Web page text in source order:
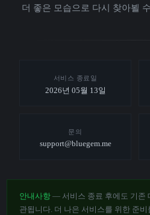
더 좋은 모습으로 다시 찾아뵐
서비스 종료일
2026년 05월 13일
문의
support@bluegem.me
안내사항 — 서비스 종료 후에도 기존
관됩니다. 더 나은 서비스를 위한 준